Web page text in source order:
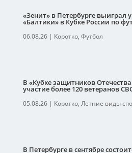
«Зенит» в Петербурге выиграл
«Балтики» в Кубке России по
06.08.26| Коротко, Футбол
В «Кубке защитников
участие более 120 ветеранов
05.08.26| Коротко, Летние виды
В Петербурге в сентябре